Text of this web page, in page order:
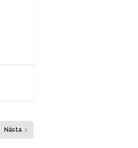
Nästa